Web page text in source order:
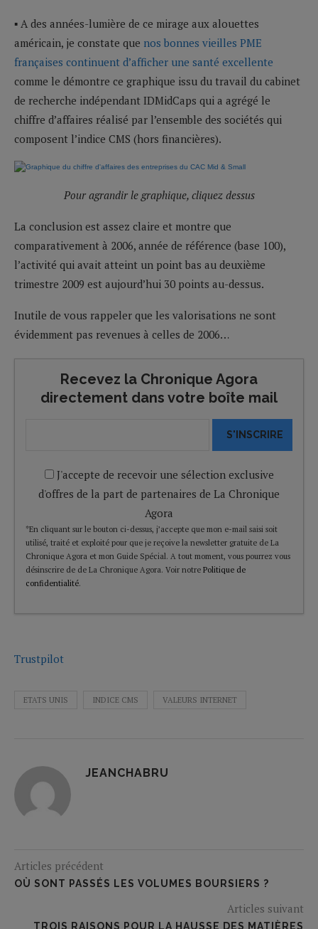
▪ A des années-lumière de ce mirage aux alouettes
américain, je constate que nos bonnes vieilles PME
françaises continuent d’afficher une santé excellente
comme le démontre ce graphique issu du travail du cabinet
de recherche indépendant IDMidCaps qui a agrégé le
chiffre d’affaires réalisé par l’ensemble des sociétés qui
composent l’indice CMS (hors financières).
Pour agrandir le graphique, cliquez dessus
La conclusion est assez claire et montre que
comparativement à 2006, année de référence (base 100),
l’activité qui avait atteint un point bas au deuxième
trimestre 2009 est aujourd’hui 30 points au-dessus.
Inutile de vous rappeler que les valorisations ne sont
évidemment pas revenues à celles de 2006…
Recevez la Chronique Agora
directement dans votre boîte mail
S'INSCRIRE
J'accepte de recevoir une sélection exclusive
d'offres de la part de partenaires de La Chronique
Agora
*En cliquant sur le bouton ci-dessus, j’accepte que mon e-mail saisi soit
utilisé, traité et exploité pour que je reçoive la newsletter gratuite de La
Chronique Agora et mon Guide Spécial. A tout moment, vous pourrez vous
désinscrire de de La Chronique Agora. Voir notre Politique de
confidentialité.
Trustpilot
ETATS UNIS INDICE CMS VALEURS INTERNET
JEANCHABRU
Articles précédent
OÙ SONT PASSÉS LES VOLUMES BOURSIERS ?
Articles suivant
TROIS RAISONS POUR LA HAUSSE DES MATIÈRES